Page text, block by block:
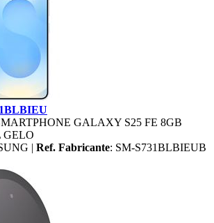
GALAXY S25 FE 8GB
GELO
| Ref. Fabricante: SM-S731BLBIEUB